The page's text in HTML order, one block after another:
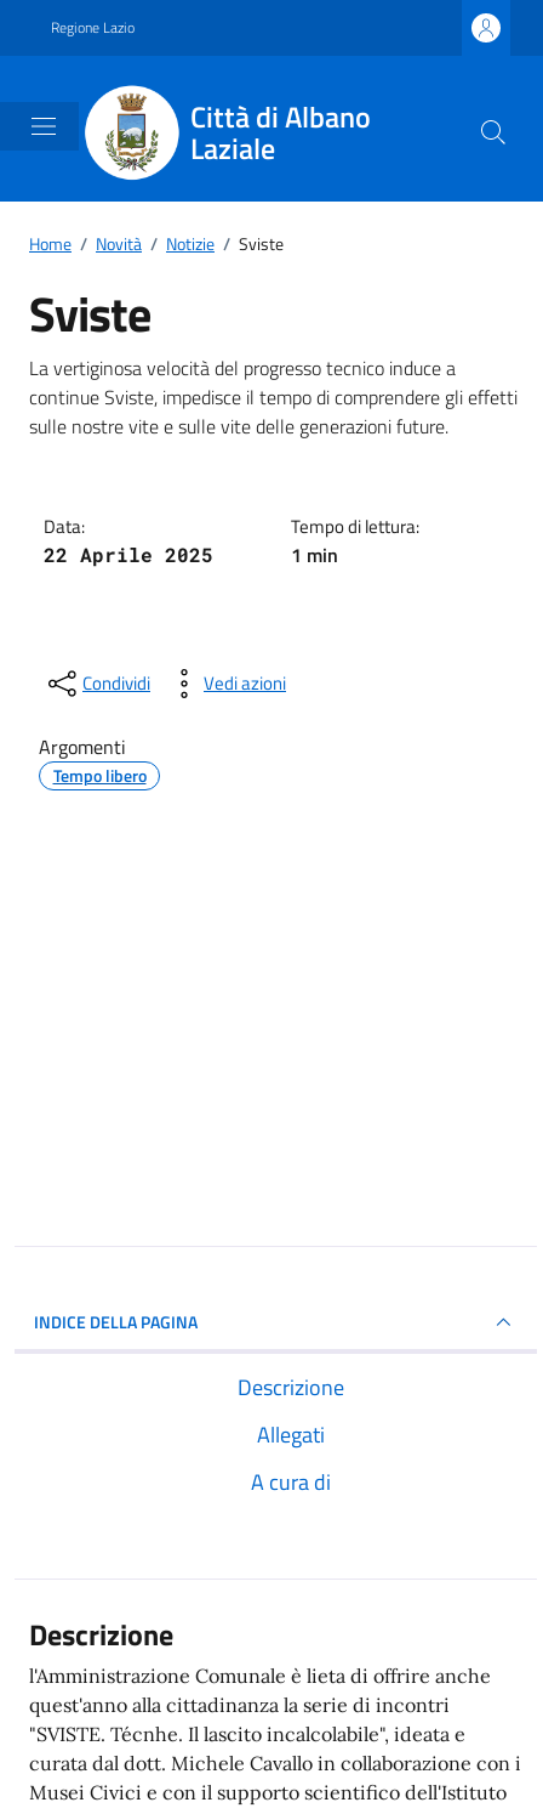
Regione Lazio
Città di Albano
Laziale
Home / Novità / Notizie / Sviste
Sviste
Dettagli della notizia
La vertiginosa velocità del progresso tecnico induce a
continue Sviste, impedisce il tempo di comprendere gli effetti
sulle nostre vite e sulle vite delle generazioni future.
Data:
22 Aprile 2025
Tempo di lettura:
1 min
Condividi Vedi azioni
Argomenti
Tempo libero
INDICE DELLA PAGINA
Descrizione
Allegati
A cura di
Descrizione
l'Amministrazione Comunale è lieta di offrire anche
quest'anno alla cittadinanza la serie di incontri
"SVISTE. Técnhe. Il lascito incalcolabile", ideata e
curata dal dott. Michele Cavallo in collaborazione con i
Musei Civici e con il supporto scientifico dell'Istituto